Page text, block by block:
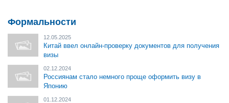
Формальности
12.05.2025
Китай ввел онлайн-проверку документов для получения
визы
02.12.2024
Россиянам стало немного проще оформить визу в
Японию
01.12.2024